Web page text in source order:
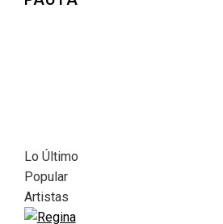
Lo Último
Popular
Artistas